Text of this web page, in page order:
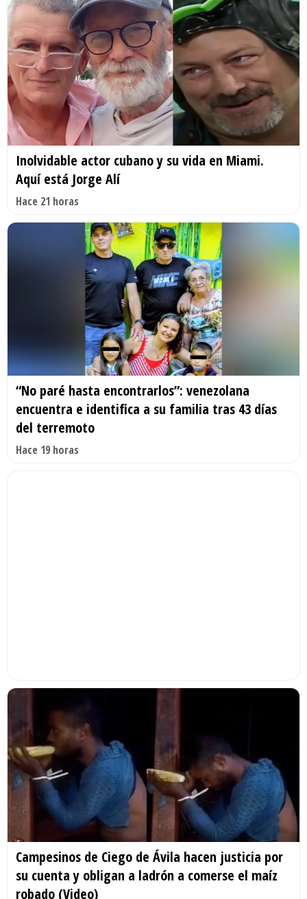
Inolvidable actor cubano y su vida en Miami.
Aquí está Jorge Alí
Hace 21 horas
“No paré hasta encontrarlos”: venezolana
encuentra e identifica a su familia tras 43 días
del terremoto
Hace 19 horas
Campesinos de Ciego de Ávila hacen justicia por
su cuenta y obligan a ladrón a comerse el maíz
robado (Video)